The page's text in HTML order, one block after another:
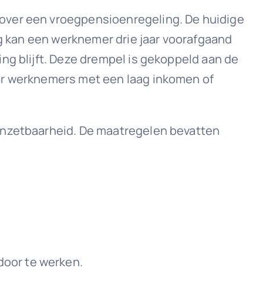
een vroegpensioenregeling. De huidige
een werknemer drie jaar voorafgaand
blijft. Deze drempel is gekoppeld aan de
werknemers met een laag inkomen of
De maatregelen bevatten
te werken.